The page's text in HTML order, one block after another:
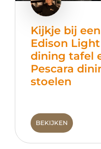
Kijkje bij
Edison
dining tafel
Pescara
stoelen
BEKIJKEN